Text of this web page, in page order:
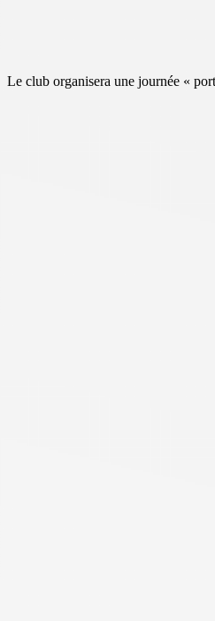
Le club organisera une journée «